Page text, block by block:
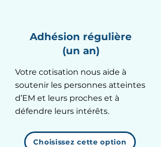
Adhésion régulière
(un an)
Votre cotisation nous aide à
soutenir les personnes atteintes
d’EM et leurs proches et à
défendre leurs intérêts.
Choisissez cette option